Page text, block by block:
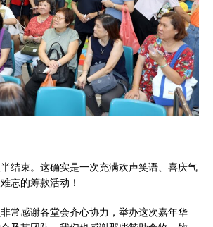
结束。这确实是一次充满欢声笑语、喜庆气
忘的筹款活动！
常感谢各堂会齐心协力，举办这次嘉年华